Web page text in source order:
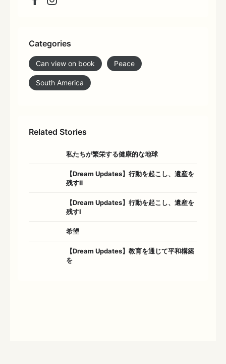
Categories
Can view on book Peace
South America
Related Stories
私たちが繁栄する健康的な地球
【Dream Updates】行動を起こし、遺産を
残すⅡ
【Dream Updates】行動を起こし、遺産を
残すⅠ
希望
【Dream Updates】教育を通じて平和構築
を